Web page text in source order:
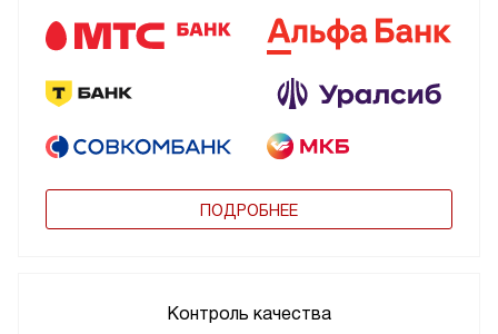
ПОДРОБНЕЕ
Контроль качества